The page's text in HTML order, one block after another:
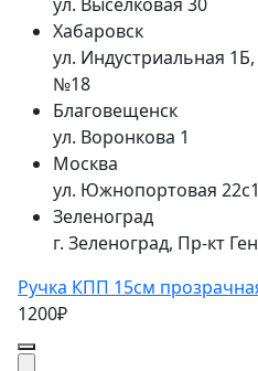
Хабаровск
ул. Индустриальная
№18
Благовещенск
ул. Воронкова 1
Москва
ул. Южнопортовая
Зеленоград
г. Зеленоград, Пр-кт
Ручка КПП 15см
1200₽